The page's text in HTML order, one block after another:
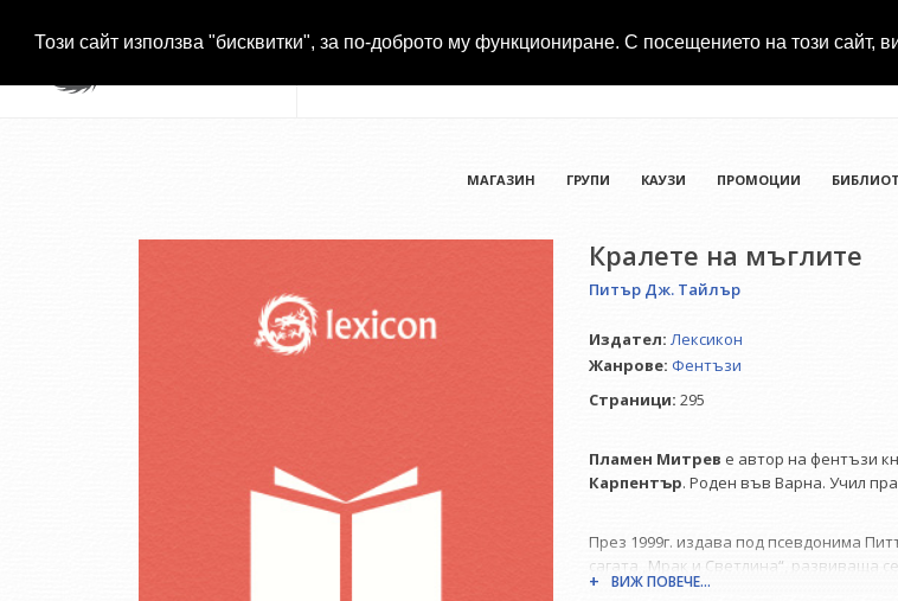
Този сайт използва "бисквитки", за по-доброто му функциониране. С посещението на този сайт,
МАГАЗИН ГРУПИ КАУЗИ ПРОМОЦИИ
Кралете на мъглите
Питър Дж. Тайлър
Издател: Лексикон
Жанрове: Фентъзи
Страници: 295
Пламен Митрев е автор на фентъзи
Карпентър. Роден във Варна. Учил
През 1999г. издава под псевдонима
сагата „Мрак и Светлина“, развиваща
герой Конан. Последва я продължение
ВИЖ ПОВЕЧЕ...